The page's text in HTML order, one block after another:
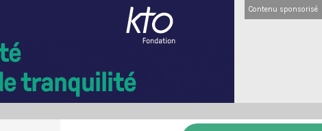
Contenu sponsorisé